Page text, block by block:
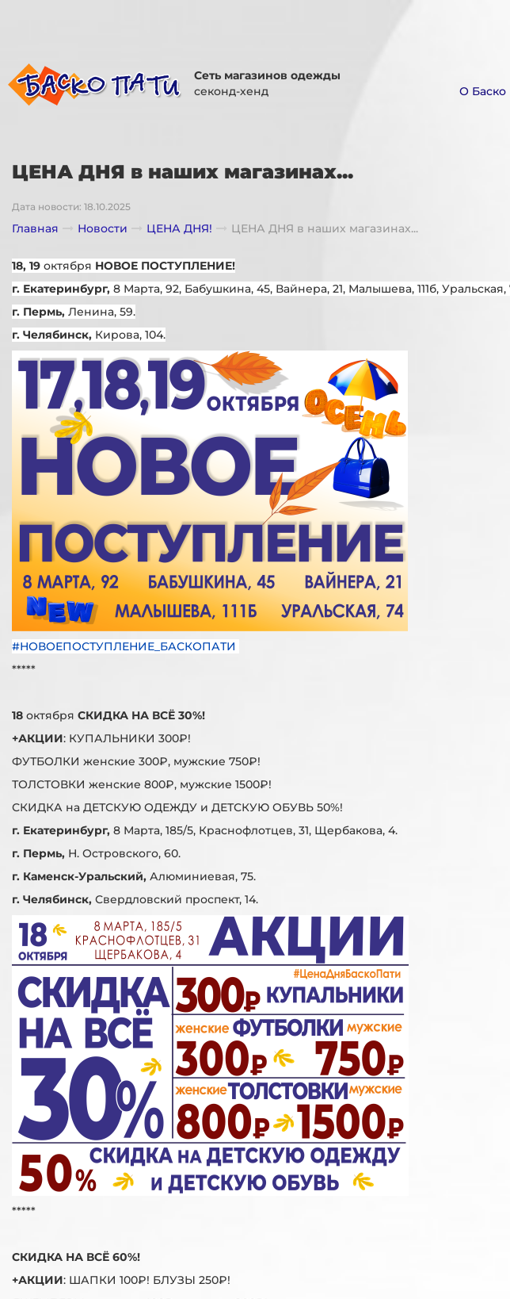
Сеть магазинов одежды
секонд-хенд
О Баско
ЦЕНА ДНЯ в наших магазинах...
Дата новости: 18.10.2025
Главная Новости ЦЕНА ДНЯ! ЦЕНА ДНЯ в наших магазинах...
18, 19 октября НОВОЕ ПОСТУПЛЕНИЕ!
г. Екатеринбург, 8 Марта, 92, Бабушкина, 45, Вайнера, 21, Малышева, 111б, Уральская,
г. Пермь, Ленина, 59.
г. Челябинск, Кирова, 104.
#НОВОЕПОСТУПЛЕНИЕ_БАСКОПАТИ
*****
18 октября СКИДКА НА ВСЁ 30%!
+АКЦИИ: КУПАЛЬНИКИ 300₽!
ФУТБОЛКИ женские 300₽, мужские 750₽!
ТОЛСТОВКИ женские 800₽, мужские 1500₽!
СКИДКА на ДЕТСКУЮ ОДЕЖДУ и ДЕТСКУЮ ОБУВЬ 50%!
г. Екатеринбург, 8 Марта, 185/5, Краснофлотцев, 31, Щербакова, 4.
г. Пермь, Н. Островского, 60.
г. Каменск-Уральский, Алюминиевая, 75.
г. Челябинск, Свердловский проспект, 14.
*****
СКИДКА НА ВСЁ 60%!
+АКЦИИ: ШАПКИ 100₽! БЛУЗЫ 250₽!